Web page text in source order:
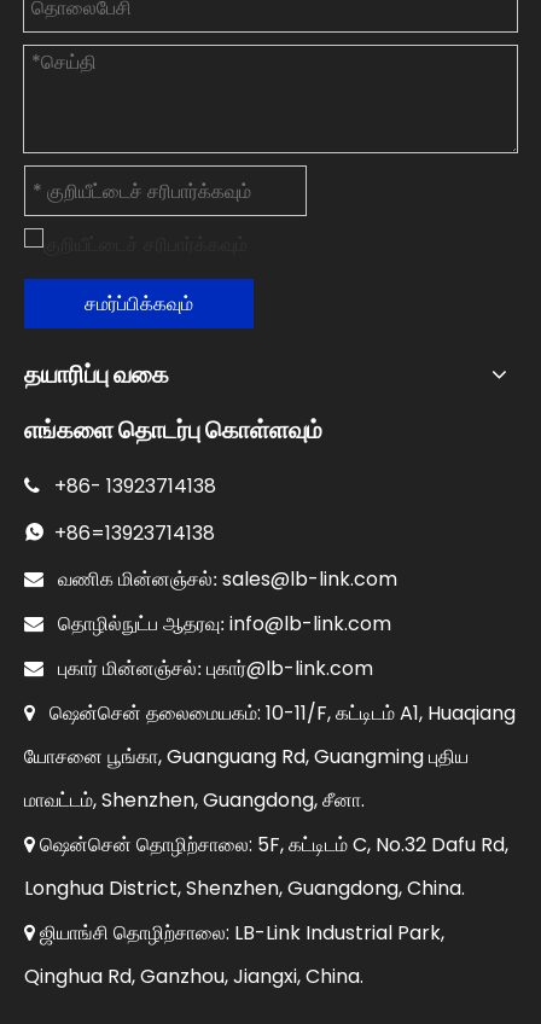
சமர்ப்பிக்கவும்
தயாரிப்பு வகை
எங்களை தொடர்பு கொள்ளவும்
 +86- 13923714138
 +86=13923714138
 வணிக மின்னஞ்சல்: sales@lb-link.com
 தொழில்நுட்ப ஆதரவு: info@lb-link.com
 புகார் மின்னஞ்சல்: புகார்@lb-link.com
 ஷென்சென் தலைமையகம்: 10-11/F, கட்டிடம் A1, Huaqiang
யோசனை பூங்கா, Guanguang Rd, Guangming புதிய
மாவட்டம், Shenzhen, Guangdong, சீனா.
 ஷென்சென் தொழிற்சாலை: 5F, கட்டிடம் C, No.32 Dafu Rd,
Longhua District, Shenzhen, Guangdong, China.
 ஜியாங்சி தொழிற்சாலை: LB-Link Industrial Park,
Qinghua Rd, Ganzhou, Jiangxi, China.